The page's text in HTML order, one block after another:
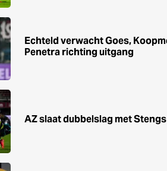
Echteld verwacht Goes,
Penetra richting uitgang
AZ slaat dubbelslag met